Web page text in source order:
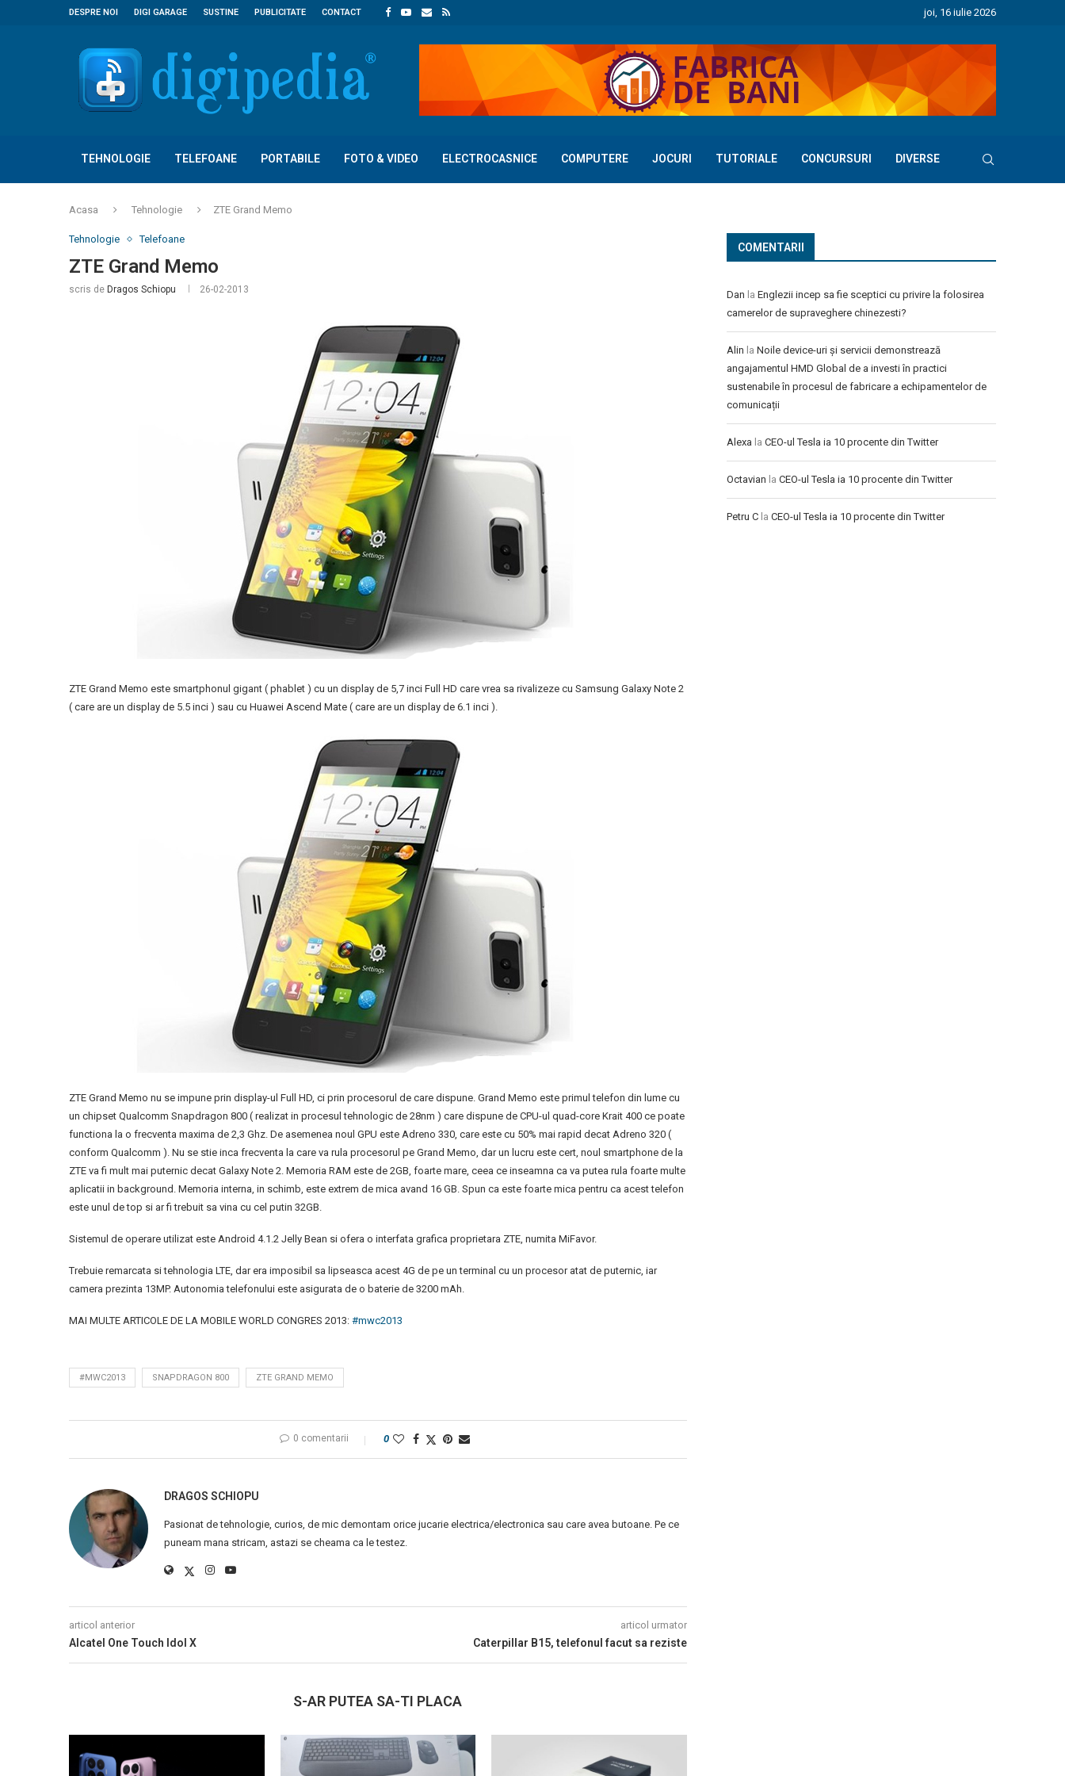
DESPRE NOI DIGI GARAGE SUSTINE PUBLICITATE CONTACT joi, 16 iulie 2026
TEHNOLOGIE TELEFOANE PORTABILE FOTO & VIDEO ELECTROCASNICE COMPUTERE JOCURI TUTORIALE CONCURSURI DIVERSE
Acasa Tehnologie ZTE Grand Memo
Tehnologie Telefoane
ZTE Grand Memo
scris de Dragos Schiopu 26-02-2013
ZTE Grand Memo este smartphonul gigant ( phablet ) cu un display de 5,7 inci Full HD care vrea sa rivalizeze cu Samsung Galaxy Note 2
( care are un display de 5.5 inci ) sau cu Huawei Ascend Mate ( care are un display de 6.1 inci ).
ZTE Grand Memo nu se impune prin display-ul Full HD, ci prin procesorul de care dispune. Grand Memo este primul telefon din lume cu
un chipset Qualcomm Snapdragon 800 ( realizat in procesul tehnologic de 28nm ) care dispune de CPU-ul quad-core Krait 400 ce poate
functiona la o frecventa maxima de 2,3 Ghz. De asemenea noul GPU este Adreno 330, care este cu 50% mai rapid decat Adreno 320 (
conform Qualcomm ). Nu se stie inca frecventa la care va rula procesorul pe Grand Memo, dar un lucru este cert, noul smartphone de la
ZTE va fi mult mai puternic decat Galaxy Note 2. Memoria RAM este de 2GB, foarte mare, ceea ce inseamna ca va putea rula foarte multe
aplicatii in background. Memoria interna, in schimb, este extrem de mica avand 16 GB. Spun ca este foarte mica pentru ca acest telefon
este unul de top si ar fi trebuit sa vina cu cel putin 32GB.
Sistemul de operare utilizat este Android 4.1.2 Jelly Bean si ofera o interfata grafica proprietara ZTE, numita MiFavor.
Trebuie remarcata si tehnologia LTE, dar era imposibil sa lipseasca acest 4G de pe un terminal cu un procesor atat de puternic, iar
camera prezinta 13MP. Autonomia telefonului este asigurata de o baterie de 3200 mAh.
MAI MULTE ARTICOLE DE LA MOBILE WORLD CONGRES 2013: #mwc2013
#MWC2013 SNAPDRAGON 800 ZTE GRAND MEMO
0 comentarii 0
DRAGOS SCHIOPU
Pasionat de tehnologie, curios, de mic demontam orice jucarie electrica/electronica sau care avea butoane. Pe ce
puneam mana stricam, astazi se cheama ca le testez.
articol anterior
Alcatel One Touch Idol X
articol urmator
Caterpillar B15, telefonul facut sa reziste
S-AR PUTEA SA-TI PLACA
COMENTARII
Dan la Englezii incep sa fie sceptici cu privire la folosirea
camerelor de supraveghere chinezesti?
Alin la Noile device-uri și servicii demonstrează
angajamentul HMD Global de a investi în practici
sustenabile în procesul de fabricare a echipamentelor de
comunicații
Alexa la CEO-ul Tesla ia 10 procente din Twitter
Octavian la CEO-ul Tesla ia 10 procente din Twitter
Petru C la CEO-ul Tesla ia 10 procente din Twitter